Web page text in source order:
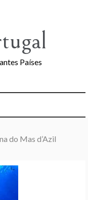
Países
do Mas d’Azil